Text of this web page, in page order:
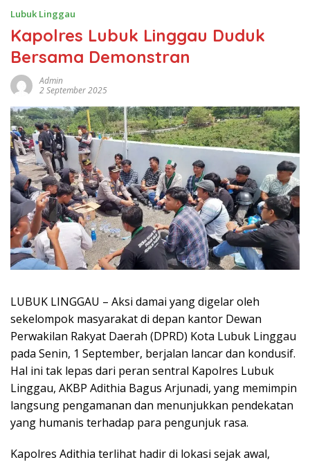
Lubuk Linggau
Kapolres Lubuk Linggau Duduk
Bersama Demonstran
Admin
2 September 2025
LUBUK LINGGAU – Aksi damai yang digelar oleh
sekelompok masyarakat di depan kantor Dewan
Perwakilan Rakyat Daerah (DPRD) Kota Lubuk Linggau
pada Senin, 1 September, berjalan lancar dan kondusif.
Hal ini tak lepas dari peran sentral Kapolres Lubuk
Linggau, AKBP Adithia Bagus Arjunadi, yang memimpin
langsung pengamanan dan menunjukkan pendekatan
yang humanis terhadap para pengunjuk rasa.
Kapolres Adithia terlihat hadir di lokasi sejak awal,